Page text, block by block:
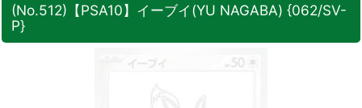
(No.512)【PSA10】イーブイ(YU NAGABA) {062/SV-
P}